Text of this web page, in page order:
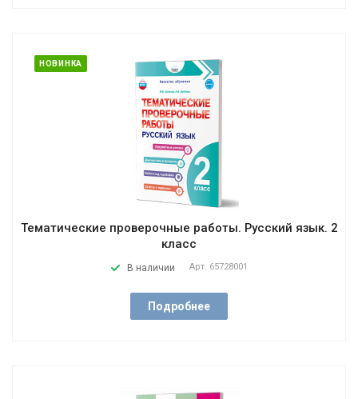
НОВИНКА
Тематические проверочные работы. Русский язык. 2
класс
В наличии Арт. 65728001
Подробнее